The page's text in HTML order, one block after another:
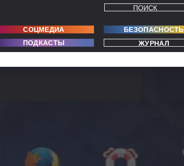
ПОИСК
СОЦМЕДИА
БЕЗОПАСНОСТЬ
ПОДКАСТЫ ЖУРНАЛ